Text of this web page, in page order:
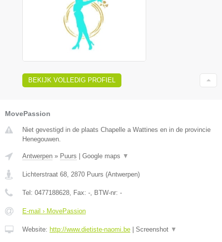
BEKIJK VOLLEDIG PROFIEL
MovePassion
Niet gevestigd in de plaats Chapelle a Wattines en in de provincie
Henegouwen.
Antwerpen » Puurs Google maps ▼
Lichterstraat 68, 2870 Puurs (Antwerpen)
Tel: 0477188628, Fax: -, BTW-nr: -
E-mail › MovePassion
Website: http://www.dietiste-naomi.be Screenshot ▼